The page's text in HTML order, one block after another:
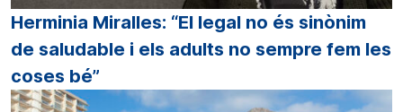
Herminia Miralles: “El legal no és sinònim
de saludable i els adults no sempre fem les
coses bé”